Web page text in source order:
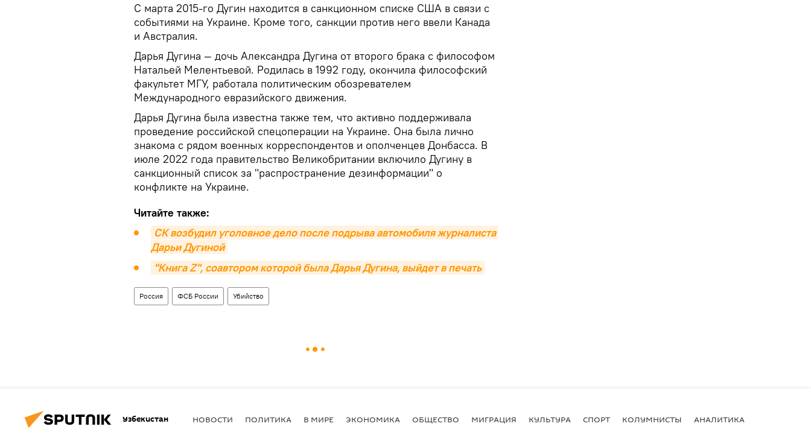
С марта 2015-го Дугин находится в санкционном списке США в связи с
событиями на Украине. Кроме того, санкции против него ввели Канада
и Австралия.
Дарья Дугина — дочь Александра Дугина от второго брака с философом
Натальей Мелентьевой. Родилась в 1992 году, окончила философский
факультет МГУ, работала политическим обозревателем
Международного евразийского движения.
Дарья Дугина была известна также тем, что активно поддерживала
проведение российской спецоперации на Украине. Она была лично
знакома с рядом военных корреспондентов и ополченцев Донбасса. В
июле 2022 года правительство Великобритании включило Дугину в
санкционный список за "распространение дезинформации" о
конфликте на Украине.
Читайте также:
СК возбудил уголовное дело после подрыва автомобиля журналиста
Дарьи Дугиной
"Книга Z", соавтором которой была Дарья Дугина, выйдет в печать
Россия ФСБ России Убийство
Узбекистан НОВОСТИ ПОЛИТИКА В МИРЕ ЭКОНОМИКА ОБЩЕСТВО МИГРАЦИЯ КУЛЬТУРА СПОРТ КОЛУМНИСТЫ АНАЛИТИКА